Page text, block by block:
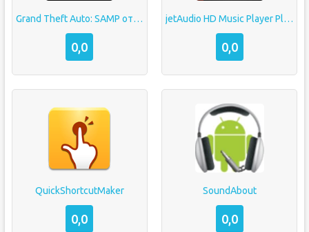
Grand Theft Auto: SAMP от Mordor RP
0,0
jetAudio HD Music Player Plus
0,0
QuickShortcutMaker
0,0
SoundAbout
0,0